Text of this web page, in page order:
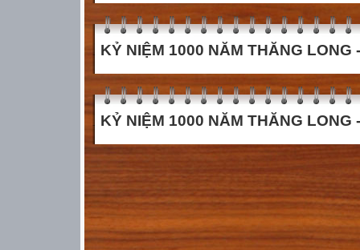
KỶ NIỆM 1000 NĂM THĂNG LONG
KỶ NIỆM 1000 NĂM THĂNG LONG